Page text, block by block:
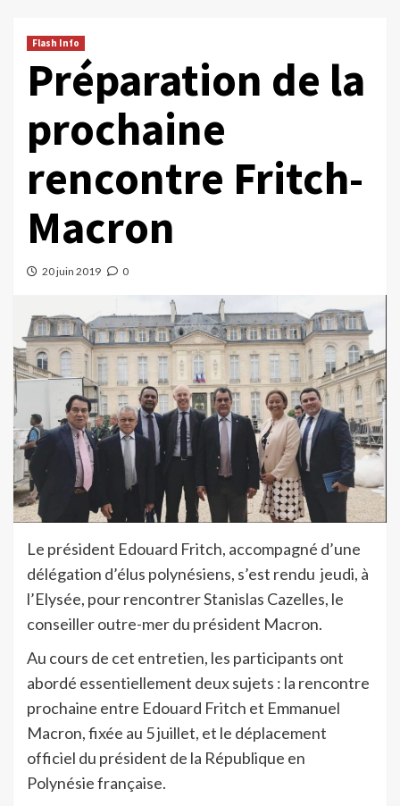
Flash Info
Préparation de la
prochaine
rencontre Fritch-
Macron
20 juin 2019 0
Le président Edouard Fritch, accompagné d’une
délégation d’élus polynésiens, s’est rendu jeudi, à
l’Elysée, pour rencontrer Stanislas Cazelles, le
conseiller outre-mer du président Macron.
Au cours de cet entretien, les participants ont
abordé essentiellement deux sujets : la rencontre
prochaine entre Edouard Fritch et Emmanuel
Macron, fixée au 5 juillet, et le déplacement
officiel du président de la République en
Polynésie française.